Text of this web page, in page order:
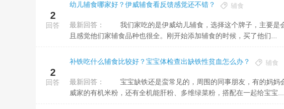
2
回答
幼儿辅食哪家好？伊威辅食看反馈感觉还不错？ 辅食
最新回答：
且感觉他们家辅食品种也很全。刚开始添加辅食的时候，买了他们...
2
回答
补铁吃什么辅食比较好？宝宝体检查出缺铁性贫血怎么办？ 辅食
最新回答：
威家的有机米粉，还有全机能肝粉、多维绿菜粉，搭配在一起给宝宝...